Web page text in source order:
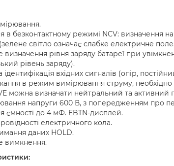
в безконтактному режимі NCV: визначення
(зелене світло означає слабке електричне
визначення рівня заряду батареї при
рівень заряду).
вхідних сигналів (опір,
в режим вимірювання струму, необхідно
можна визначати нейтральний та активний
напруги 600 В, з попередженням про
ємності до 4 мФ. EBTN-дисплей.
електричного кола.
даних HOLD.
вимкнення.